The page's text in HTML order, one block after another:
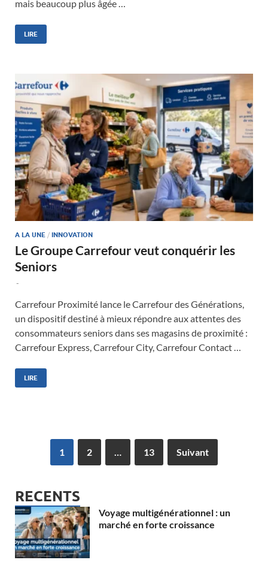
mais beaucoup plus âgée …
LIRE
A LA UNE / INNOVATION
Le Groupe Carrefour veut conquérir les
Seniors
-
Carrefour Proximité lance le Carrefour des Générations,
un dispositif destiné à mieux répondre aux attentes des
consommateurs seniors dans ses magasins de proximité :
Carrefour Express, Carrefour City, Carrefour Contact …
LIRE
1 2 … 13 Suivant
RECENTS
Voyage multigénérationnel : un
marché en forte croissance